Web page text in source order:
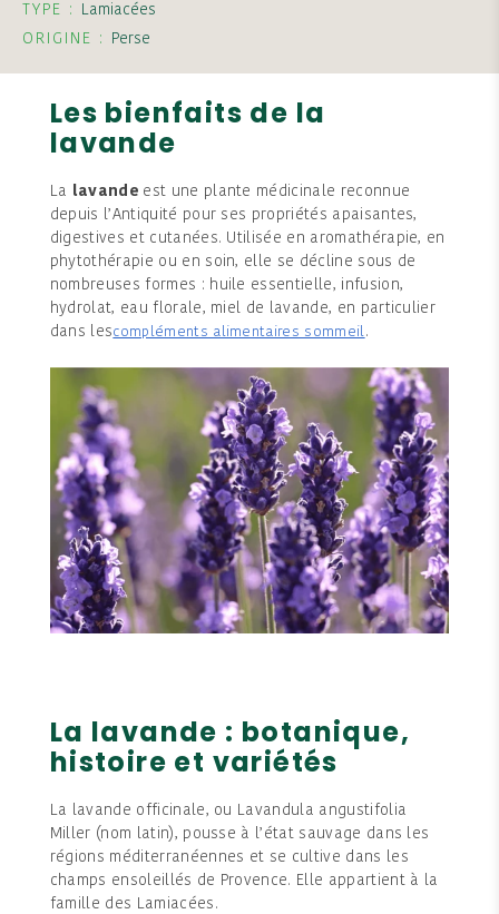
TYPE :
Lamiacées
ORIGINE :
Perse
Les bienfaits de la
lavande
La lavande est une plante médicinale reconnue
depuis l’Antiquité pour ses propriétés apaisantes,
digestives et cutanées. Utilisée en aromathérapie, en
phytothérapie ou en soin, elle se décline sous de
nombreuses formes : huile essentielle, infusion,
hydrolat, eau florale, miel de lavande, en particulier
dans lescompléments alimentaires sommeil.
La lavande : botanique,
histoire et variétés
La lavande officinale, ou Lavandula angustifolia
Miller (nom latin), pousse à l’état sauvage dans les
régions méditerranéennes et se cultive dans les
champs ensoleillés de Provence. Elle appartient à la
famille des Lamiacées.